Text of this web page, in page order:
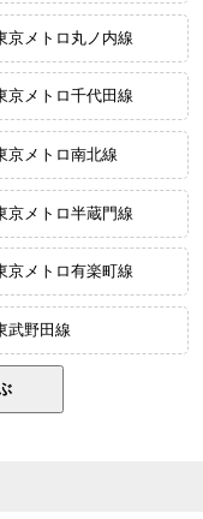
京メトロ丸ノ内線
京メトロ千代田線
京メトロ南北線
京メトロ半蔵門線
京メトロ有楽町線
武野田線